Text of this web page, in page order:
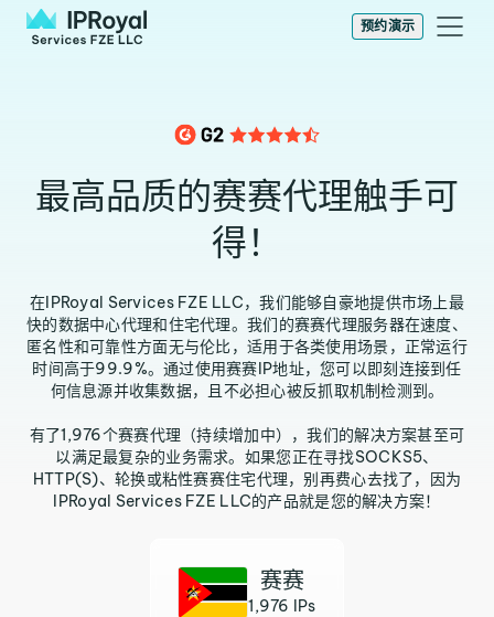
预约演示
最高品质的赛赛代理触手可
得！
在IPRoyal Services FZE LLC，我们能够自豪地提供市场上最
快的数据中心代理和住宅代理。我们的赛赛代理服务器在速度、
匿名性和可靠性方面无与伦比，适用于各类使用场景，正常运行
时间高于99.9%。通过使用赛赛IP地址，您可以即刻连接到任
何信息源并收集数据，且不必担心被反抓取机制检测到。
有了1,976个赛赛代理（持续增加中），我们的解决方案甚至可
以满足最复杂的业务需求。如果您正在寻找SOCKS5、
HTTP(S)、轮换或粘性赛赛住宅代理，别再费心去找了，因为
IPRoyal Services FZE LLC的产品就是您的解决方案！
赛赛
1,976 IPs